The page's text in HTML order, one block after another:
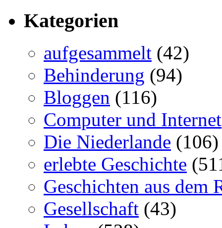
Kategorien
aufgesammelt (42)
Behinderung (94)
Bloggen (116)
Computer und Internet
Die Niederlande (106)
erlebte Geschichte
Geschichten aus dem
Gesellschaft (43)